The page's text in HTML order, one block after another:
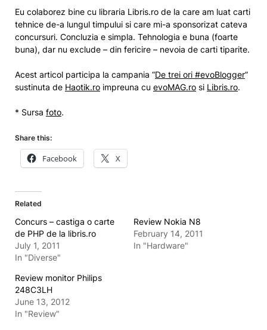
Eu colaborez bine cu libraria Libris.ro de la care am luat carti
tehnice de-a lungul timpului si care mi-a sponsorizat cateva
concursuri. Concluzia e simpla. Tehnologia e buna (foarte
buna), dar nu exclude – din fericire – nevoia de carti tiparite.
Acest articol participa la campania “De trei ori #evoBlogger”
sustinuta de Haotik.ro impreuna cu evoMAG.ro si Libris.ro.
* Sursa foto.
Share this:
Facebook X
Related
Concurs – castiga o carte
de PHP de la libris.ro
July 1, 2011
In "Diverse"
Review Nokia N8
February 14, 2011
In "Hardware"
Review monitor Philips
248C3LH
June 13, 2012
In "Review"